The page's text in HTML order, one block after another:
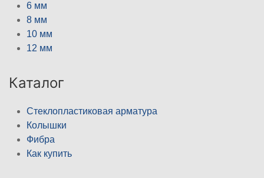
6 мм
8 мм
10 мм
12 мм
Каталог
Стеклопластиковая арматура
Колышки
Фибра
Как купить